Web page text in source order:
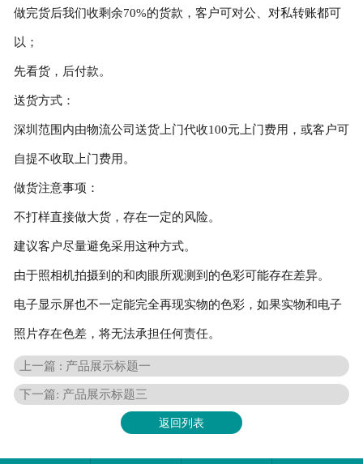
做完货后我们收剩余70%的货款，客户可对公、对私转账都可
以；
先看货，后付款。
送货方式：
深圳范围内由物流公司送货上门代收100元上门费用，或客户可
自提不收取上门费用。
做货注意事项：
不打样直接做大货，存在一定的风险。
建议客户尽量避免采用这种方式。
由于照相机拍摄到的和肉眼所观测到的色彩可能存在差异。
电子显示屏也不一定能完全再现实物的色彩，如果实物和电子
照片存在色差，将无法承担任何责任。
上一篇 : 产品展示标题一
下一篇: 产品展示标题三
返回列表